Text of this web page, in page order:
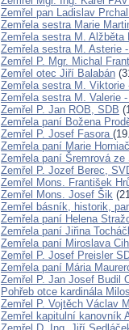
Zemřel pan Ladislav
Zemřela sestra Marie
Zemřela sestra M.
Zemřela sestra M. Asterie
Zemřel P. Mgr. Michal
Zemřel otec Jiří Balabán
Zemřela sestra M. Viktorie
Zemřela sestra M. Valerie
Zemřel P. Jan ROB, SDB
Zemřela paní Božena
Zemřel P. Josef Fasora
Zemřela paní Marie
Zemřela paní Šremrová ze
Zemřel P. Jozef Berec,
Zemřel Mons. František
Zemřel Mons. Josef Šik
Zemřel básník, historik,
Zemřela paní Helena
Zemřela paní Jiřina
Zemřela paní Miroslava
Zemřel P. Josef Preisler
Zemřela paní Mária
Zemřel P. Jan Josef Budil
Pohřeb otce kardinála
Zemřel P. Vojtěch Václav
Zemřel kapitulní kanovník